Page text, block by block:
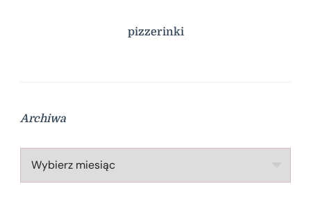
pizzerinki
Archiwa
Archiwa